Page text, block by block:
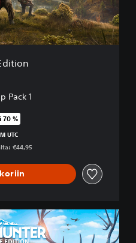
Pack 1
hinnasta €44,95
70 %
UTC
€44,95